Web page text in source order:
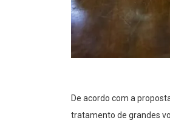
De acordo com a
tratamento de grandes